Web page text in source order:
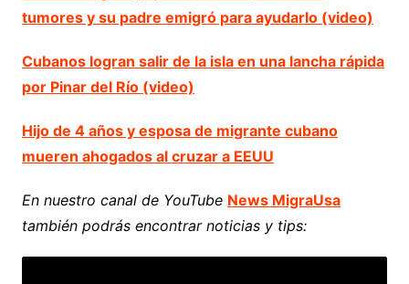
tumores y su padre emigró para ayudarlo (video)
Cubanos logran salir de la isla en una lancha rápida
por Pinar del Río (video)
Hijo de 4 años y esposa de migrante cubano
mueren ahogados al cruzar a EEUU
En nuestro canal de YouTube News MigraUsa
también podrás encontrar noticias y tips: